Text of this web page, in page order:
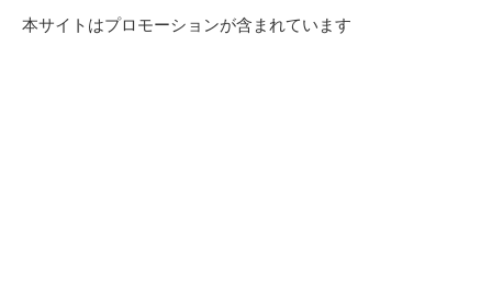
本サイトはプロモーションが含まれています